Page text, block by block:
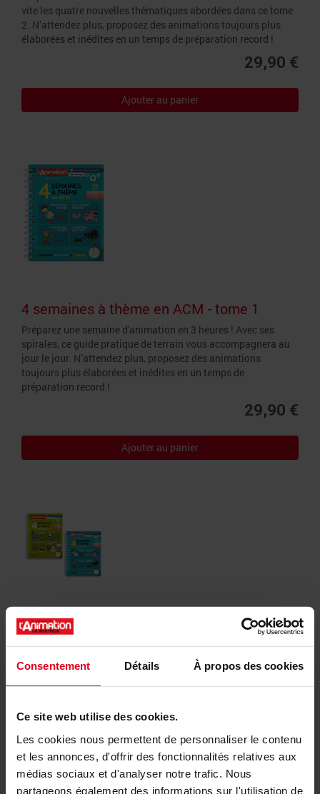
Consentement Détails À propos des cookies
Ce site web utilise des cookies.
Les cookies nous permettent de personnaliser le contenu
et les annonces, d'offrir des fonctionnalités relatives aux
médias sociaux et d'analyser notre trafic. Nous
partageons également des informations sur l'utilisation de
vite les quatre nouvelles thématiques abordées dans ce tome
2. N’attendez plus, proposez des animations toujours plus
élaborées et inédites en un temps de préparation record !
29,90 €
Ajouter au panier
4 semaines à thème en ACM - tome 1
Préparez une semaine d'animation en 3 heures ! Avec ses
spirales, ce guide pratique de terrain vous accompagnera au
jour le jour. N’attendez plus, proposez des animations
toujours plus élaborées et inédites en un temps de
préparation record !
29,90 €
Ajouter au panier
Pack 4 semaines à thème - Tome 1 + Tome
2
Avec ce pack, économisez 15% et découvrez 8 grands thèmes
tout âge !
Prix de Référence
59,80 €
Votre Prix 50,80 €
Vous économisez : 9,00 € (15 %)